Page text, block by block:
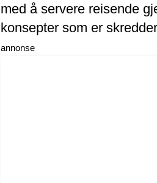
med å servere reisende
konsepter som er
annonse